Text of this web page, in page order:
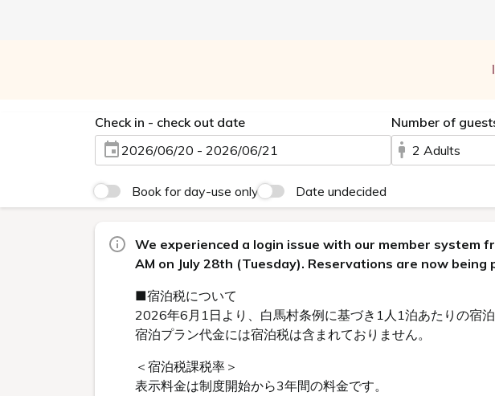
Check in - check out date
2026/06/20 - 2026/06/21
Number of
2 Adults
Book for day-use only Date undecided
We experienced a login issue with our member system
AM on July 28th (Tuesday). Reservations are now being
■宿泊税について
2026年6月1日より、白馬村条例に基づき1人1泊あたりの宿
宿泊プラン代金には宿泊税は含まれておりません。
＜宿泊税課税率＞
表示料金は制度開始から3年間の料金です。